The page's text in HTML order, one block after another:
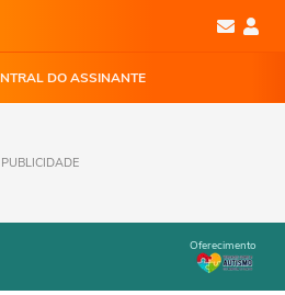
DO ASSINANTE
PUBLICIDADE
Oferecimento